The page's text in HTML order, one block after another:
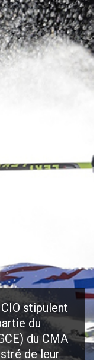
stipulent
du
du CMA
de leur